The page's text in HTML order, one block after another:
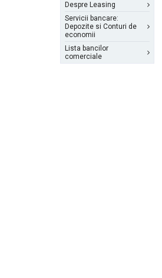
Despre Leasing
Servicii bancare:
Depozite si Conturi de
economii
Lista bancilor
comerciale